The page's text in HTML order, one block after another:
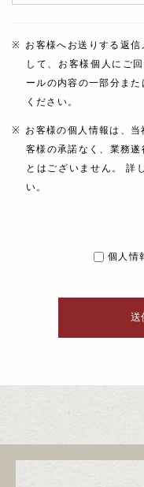
お客様へお送りする返
して、お客様個人にご
ールの内容の一部分ま
ください。
お客様の個人情報は、
客様の承諾なく、業務
とはございません。 詳
い。
個人情